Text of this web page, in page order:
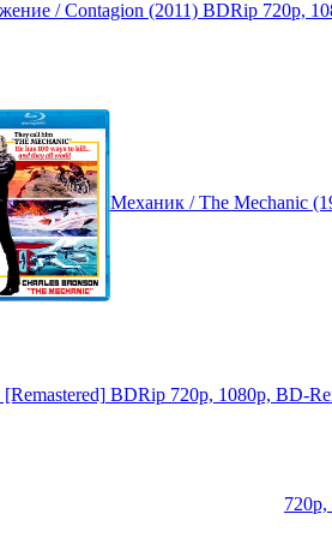
/ Contagion (2011) BDRip 720p,
Механик / The Mechanic
BDRip 720p, 1080p, BD-